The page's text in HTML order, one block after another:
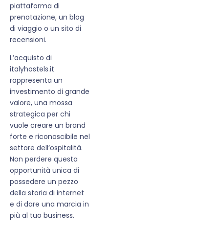
piattaforma di
prenotazione, un blog
di viaggio o un sito di
recensioni.
L’acquisto di
italyhostels.it
rappresenta un
investimento di grande
valore, una mossa
strategica per chi
vuole creare un brand
forte e riconoscibile nel
settore dell’ospitalità.
Non perdere questa
opportunità unica di
possedere un pezzo
della storia di internet
e di dare una marcia in
più al tuo business.